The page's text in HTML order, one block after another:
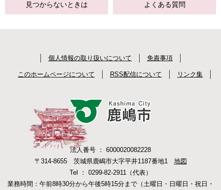
見つからないときは よくある質問
個人情報の取り扱いについて 免責事項
このホームページについて RSS配信について リンク集
法人番号 ： 6000020082228
〒314-8655 茨城県鹿嶋市大字平井1187番地1 地図
Tel ： 0299-82-2911（代表）
業務時間：午前8時30分から午後5時15分まで（土曜日・日曜日・祝日・